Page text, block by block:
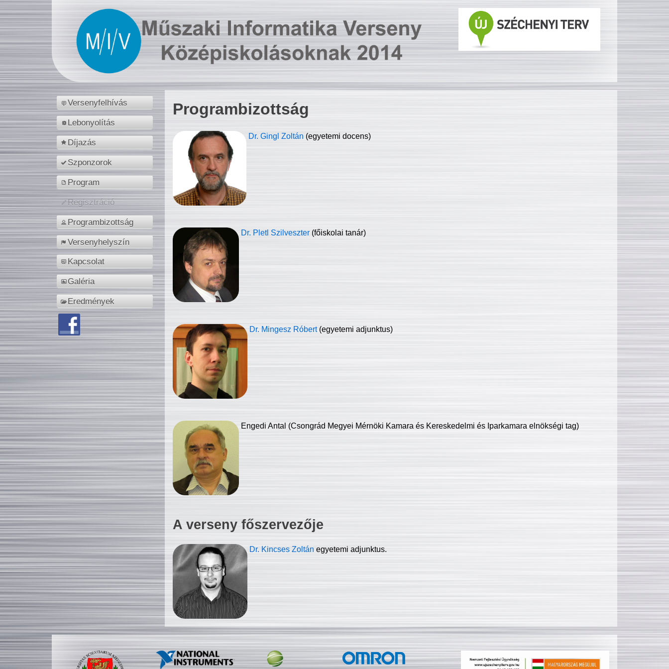
Versenyfelhívás
Lebonyolítás
Díjazás
Szponzorok
Program
Regisztráció
Programbizottság
Versenyhelyszín
Kapcsolat
Galéria
Eredmények
Programbizottság
Dr. Gingl Zoltán (egyetemi docens)
Dr. Pletl Szilveszter (főiskolai tanár)
Dr. Mingesz Róbert (egyetemi adjunktus)
Engedi Antal (Csongrád Megyei Mérnöki Kamara és Kereskedelmi és Iparkamara elnökségi tag)
A verseny főszervezője
Dr. Kincses Zoltán egyetemi adjunktus.